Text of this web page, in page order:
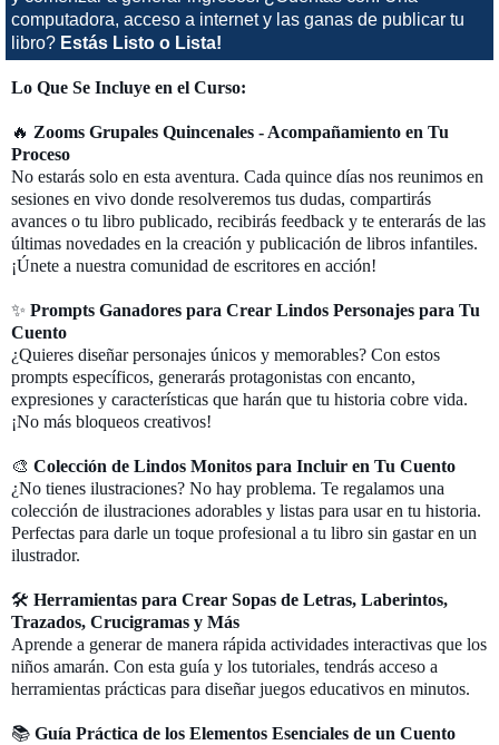
computadora, acceso a internet y las ganas de publicar tu
libro? Estás Listo o Lista!
Lo Que Se Incluye en el Curso:
🔥 Zooms Grupales Quincenales - Acompañamiento en Tu
Proceso
No estarás solo en esta aventura. Cada quince días nos reunimos en
sesiones en vivo donde resolveremos tus dudas, compartirás
avances o tu libro publicado, recibirás feedback y te enterarás de las
últimas novedades en la creación y publicación de libros infantiles.
¡Únete a nuestra comunidad de escritores en acción!
✨ Prompts Ganadores para Crear Lindos Personajes para Tu
Cuento
¿Quieres diseñar personajes únicos y memorables? Con estos
prompts específicos, generarás protagonistas con encanto,
expresiones y características que harán que tu historia cobre vida.
¡No más bloqueos creativos!
🎨 Colección de Lindos Monitos para Incluir en Tu Cuento
¿No tienes ilustraciones? No hay problema. Te regalamos una
colección de ilustraciones adorables y listas para usar en tu historia.
Perfectas para darle un toque profesional a tu libro sin gastar en un
ilustrador.
🛠 Herramientas para Crear Sopas de Letras, Laberintos,
Trazados, Crucigramas y Más
Aprende a generar de manera rápida actividades interactivas que los
niños amarán. Con esta guía y los tutoriales, tendrás acceso a
herramientas prácticas para diseñar juegos educativos en minutos.
📚 Guía Práctica de los Elementos Esenciales de un Cuento